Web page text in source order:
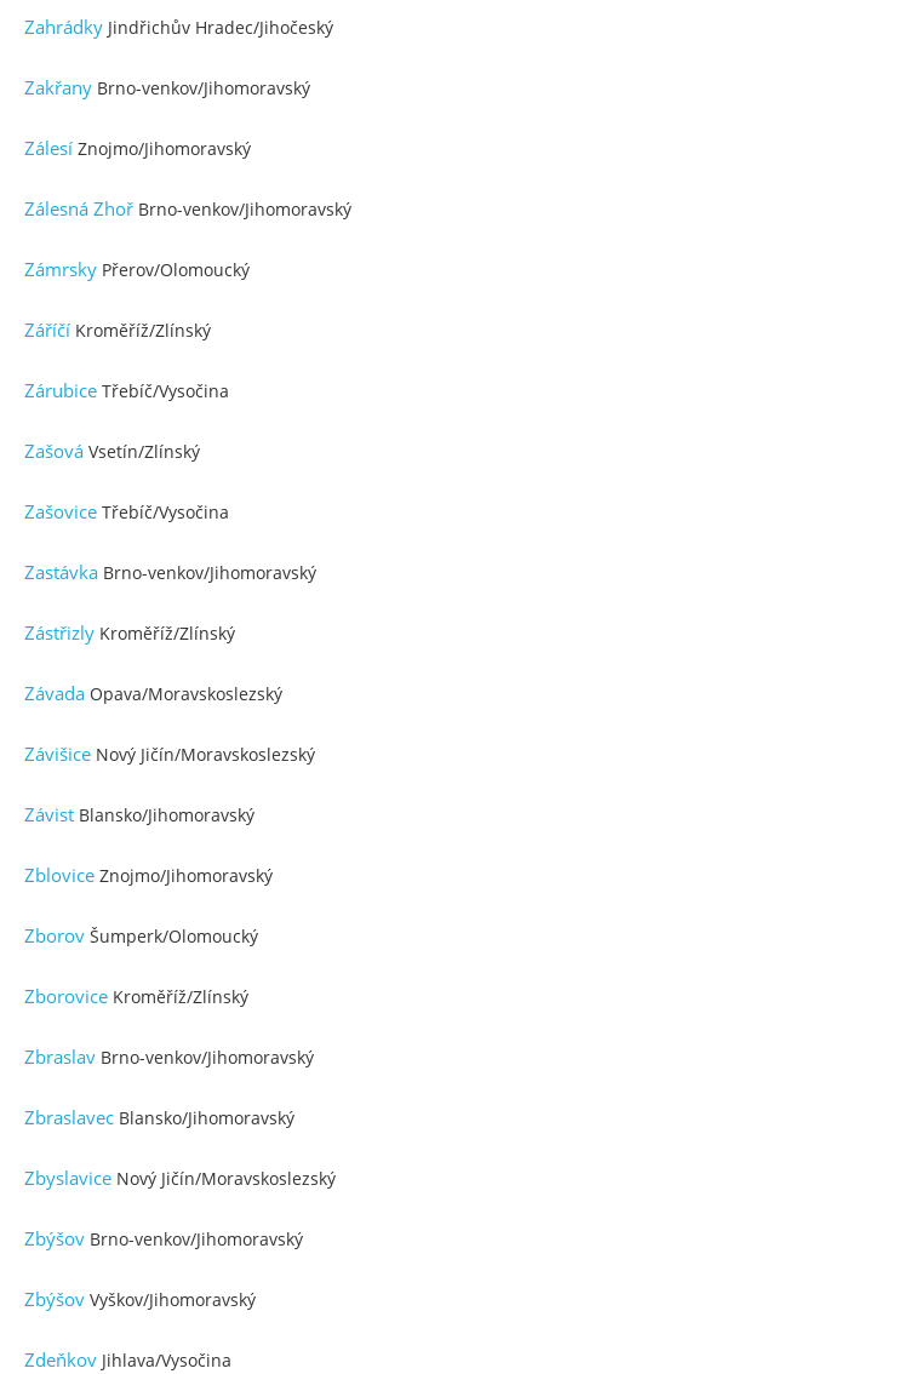
Zahrádky Jindřichův Hradec/Jihočeský
Zakřany Brno-venkov/Jihomoravský
Zálesí Znojmo/Jihomoravský
Zálesná Zhoř Brno-venkov/Jihomoravský
Zámrsky Přerov/Olomoucký
Záříčí Kroměříž/Zlínský
Zárubice Třebíč/Vysočina
Zašová Vsetín/Zlínský
Zašovice Třebíč/Vysočina
Zastávka Brno-venkov/Jihomoravský
Zástřizly Kroměříž/Zlínský
Závada Opava/Moravskoslezský
Závišice Nový Jičín/Moravskoslezský
Závist Blansko/Jihomoravský
Zblovice Znojmo/Jihomoravský
Zborov Šumperk/Olomoucký
Zborovice Kroměříž/Zlínský
Zbraslav Brno-venkov/Jihomoravský
Zbraslavec Blansko/Jihomoravský
Zbyslavice Nový Jičín/Moravskoslezský
Zbýšov Brno-venkov/Jihomoravský
Zbýšov Vyškov/Jihomoravský
Zdeňkov Jihlava/Vysočina